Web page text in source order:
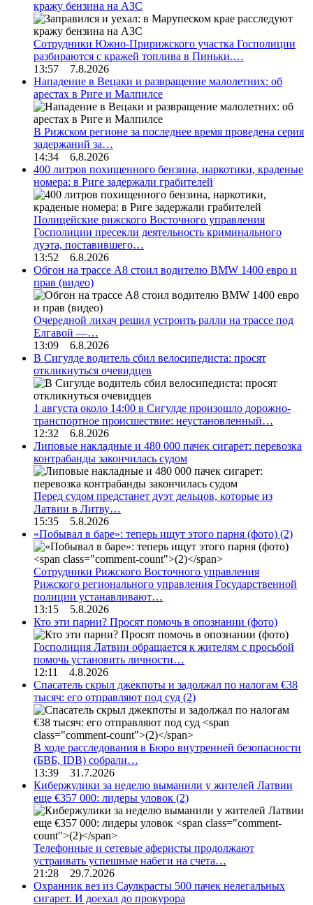
кражу бензина на АЗС
Сотрудники Южно-Пририжского участка Госполиции
разбираются с кражей топлива в Пиньки.…
13:57 7.8.2026
Нападение в Вецаки и развращение малолетних: об
арестах в Риге и Малпилсе
В Рижском регионе за последнее время проведена серия
задержаний за…
14:34 6.8.2026
400 литров похищенного бензина, наркотики, краденые
номера: в Риге задержали грабителей
Полицейские рижского Восточного управления
Госполиции пресекли деятельность криминального
дуэта, поставившего…
13:52 6.8.2026
Обгон на трассе А8 стоил водителю BMW 1400 евро и
прав (видео)
Очередной лихач решил устроить ралли на трассе под
Елгавой —…
13:09 6.8.2026
В Сигулде водитель сбил велосипедиста: просят
откликнуться очевидцев
1 августа около 14:00 в Сигулде произошло дорожно-
транспортное происшествие: неустановленный…
12:32 6.8.2026
Липовые накладные и 480 000 пачек сигарет: перевозка
контрабанды закончилась судом
Перед судом предстанет дуэт дельцов, которые из
Латвии в Литву…
15:35 5.8.2026
«Побывал в баре»: теперь ищут этого парня (фото) (2)
Сотрудники Рижского Восточного управления
Рижского регионального управления Государственной
полиции устанавливают…
13:15 5.8.2026
Кто эти парни? Просят помочь в опознании (фото)
Госполиция Латвии обращается к жителям с просьбой
помочь установить личности…
12:11 4.8.2026
Спасатель скрыл джекпоты и задолжал по налогам €38
тысяч: его отправляют под суд (2)
В ходе расследования в Бюро внутренней безопасности
(БВБ, IDB) собрали…
13:39 31.7.2026
Кибержулики за неделю выманили у жителей Латвии
еще €357 000: лидеры уловок (2)
Телефонные и сетевые аферисты продолжают
устраивать успешные набеги на счета…
21:28 29.7.2026
Охранник вез из Саулкрасты 500 пачек нелегальных
сигарет. И доехал до прокурора